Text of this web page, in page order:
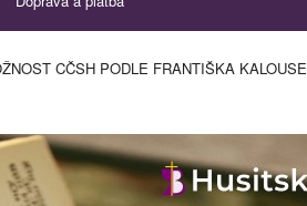
CČSH PODLE FRANTIŠKA KALOUSE